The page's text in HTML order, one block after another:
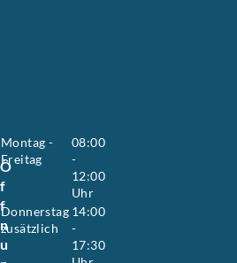
Ö
f
f
n
u
Montag -
Freitag
08:00
-
12:00
Uhr
Donnerstag
zusätzlich
14:00
-
17:30